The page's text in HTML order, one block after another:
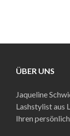
ÜBER UNS
Jaqueline
Lashstylist aus
Ihren